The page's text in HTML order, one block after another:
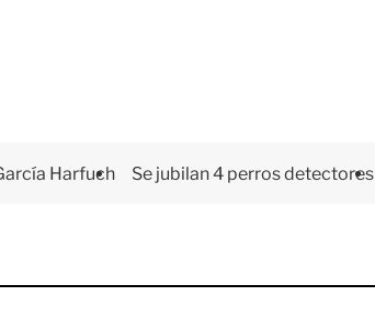
Harfuch Se jubilan 4 perros detectores